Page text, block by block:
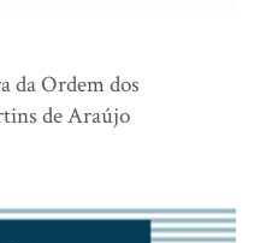
da Ordem dos
de Araújo